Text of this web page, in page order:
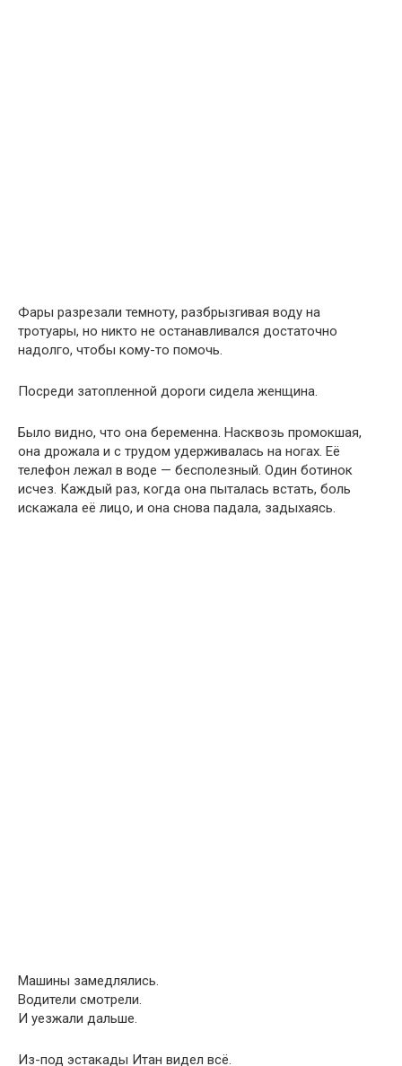
Фары разрезали темноту, разбрызгивая воду на
тротуары, но никто не останавливался достаточно
надолго, чтобы кому-то помочь.
Посреди затопленной дороги сидела женщина.
Было видно, что она беременна. Насквозь промокшая,
она дрожала и с трудом удерживалась на ногах. Её
телефон лежал в воде — бесполезный. Один ботинок
исчез. Каждый раз, когда она пыталась встать, боль
искажала её лицо, и она снова падала, задыхаясь.
Машины замедлялись.
Водители смотрели.
И уезжали дальше.
Из-под эстакады Итан видел всё.